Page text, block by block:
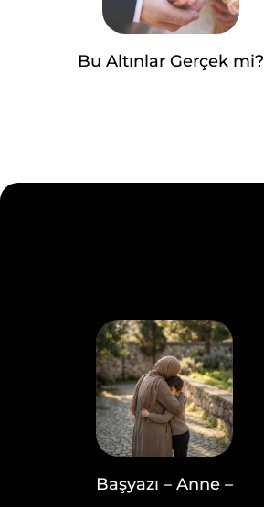
Bu Altınlar Gerçek mi?
Başyazı – Anne –